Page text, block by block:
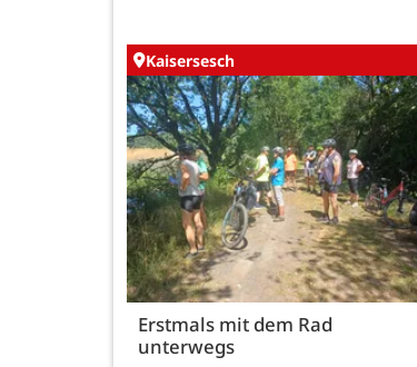
Kaisersesch
Erstmals mit dem Rad
unterwegs